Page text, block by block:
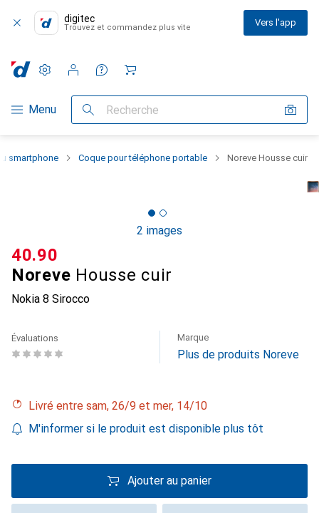
digitec
Trouvez et commandez plus vite Vers l'app
Navigation par catégorie
Menu Recherche
Paramètres
Compte client
Listes de comparaison
Listes d'envies
Panier
smartphone Coque pour téléphone portable Noreve Housse cuir
2 images
Noreve Housse cuir
Nokia 8 Sirocco
CHF
40.90
Évaluations Marque
Plus de produits Noreve
Livré entre sam, 26/9 et mer, 14/10
M'informer si le produit est disponible plus tôt
Ajouter au panier